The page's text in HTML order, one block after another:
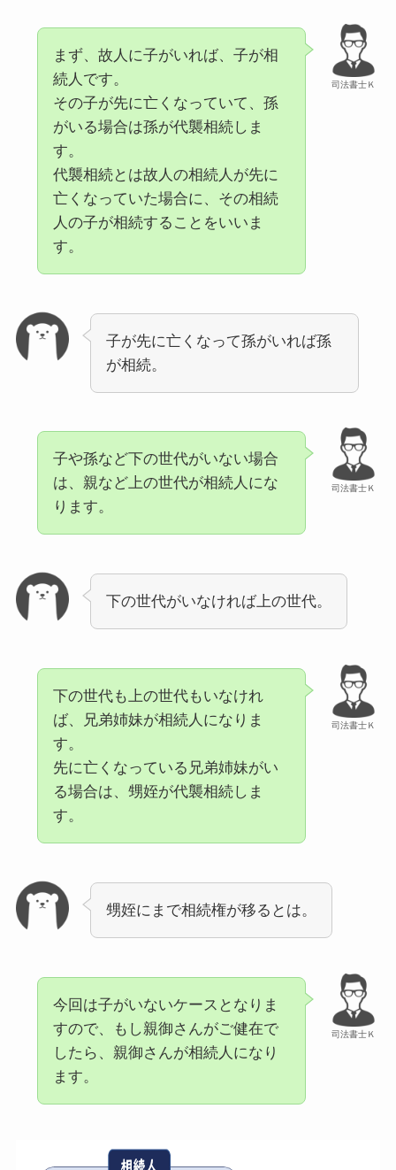
司法書士Ｋ
まず、故人に子がいれば、子が相
続人です。
その子が先に亡くなっていて、孫
がいる場合は孫が代襲相続しま
す。
代襲相続とは故人の相続人が先に
亡くなっていた場合に、その相続
人の子が相続することをいいま
す。
子が先に亡くなって孫がいれば孫
が相続。
司法書士Ｋ
子や孫など下の世代がいない場合
は、親など上の世代が相続人にな
ります。
下の世代がいなければ上の世代。
司法書士Ｋ
下の世代も上の世代もいなけれ
ば、兄弟姉妹が相続人になりま
す。
先に亡くなっている兄弟姉妹がい
る場合は、甥姪が代襲相続しま
す。
甥姪にまで相続権が移るとは。
司法書士Ｋ
今回は子がいないケースとなりま
すので、もし親御さんがご健在で
したら、親御さんが相続人になり
ます。